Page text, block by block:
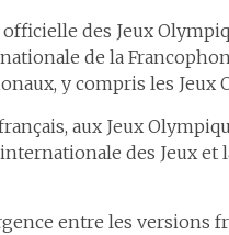
des Jeux
de la
y compris les Jeux
aux Jeux
des Jeux et
entre les versions